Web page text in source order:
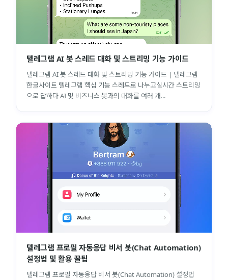
텔레그램 AI 봇 스레드 대화 및 스트리밍 기능 가이드
텔레그램 AI 봇 스레드 대화 및 스트리밍 기능 가이드 | 텔레그램
한글사이트 텔레그램 핵심 기능 스레드로 나누고실시간 스트리밍
으로 답하다 AI 및 비즈니스 봇과의 대화를 여러 개...
텔레그램 프로필 자동응답 비서 봇(Chat Automation)
설정법 및 활용 꿀팁
텔레그램 프로필 자동응답 비서 봇(Chat Automation) 설정법